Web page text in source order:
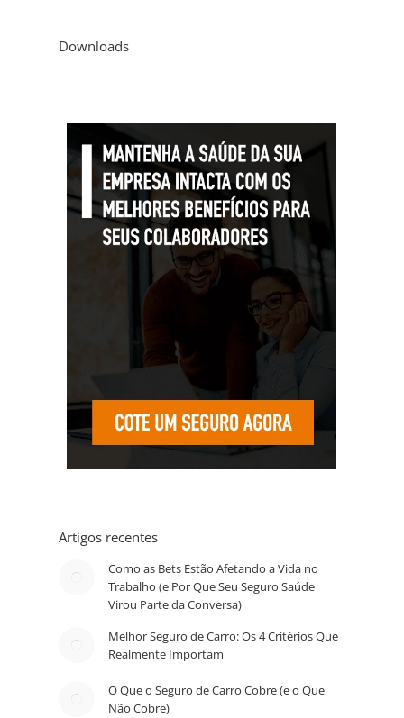
Downloads
Artigos recentes
Como as Bets Estão Afetando a Vida no
Trabalho (e Por Que Seu Seguro Saúde
Virou Parte da Conversa)
Melhor Seguro de Carro: Os 4 Critérios Que
Realmente Importam
O Que o Seguro de Carro Cobre (e o Que
Não Cobre)